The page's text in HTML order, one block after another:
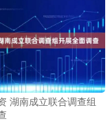
湖南成立联合调查组